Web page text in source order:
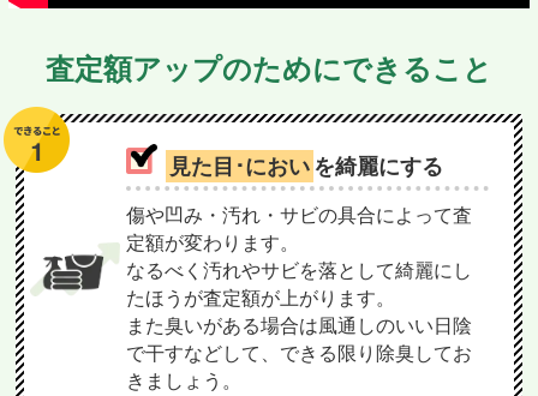
査定額アップのためにできること
見た目･におい を綺麗にする
傷や凹み・汚れ・サビの具合によって査
定額が変わります。
なるべく汚れやサビを落として綺麗にし
たほうが査定額が上がります。
また臭いがある場合は風通しのいい日陰
で干すなどして、できる限り除臭してお
きましょう。